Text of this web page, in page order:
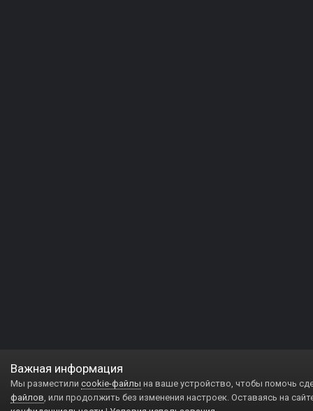
Важная информация
Мы разместили cookie-файлы на ваше устройство, чтобы помочь
файлов, или продолжить без изменения настроек. Оставаясь на